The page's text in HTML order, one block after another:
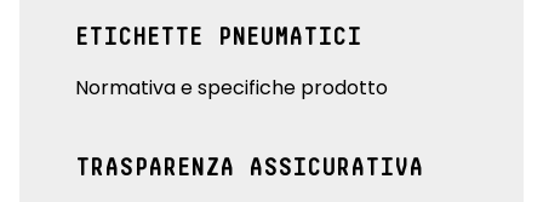
ETICHETTE PNEUMATICI
Normativa e specifiche prodotto
TRASPARENZA ASSICURATIVA